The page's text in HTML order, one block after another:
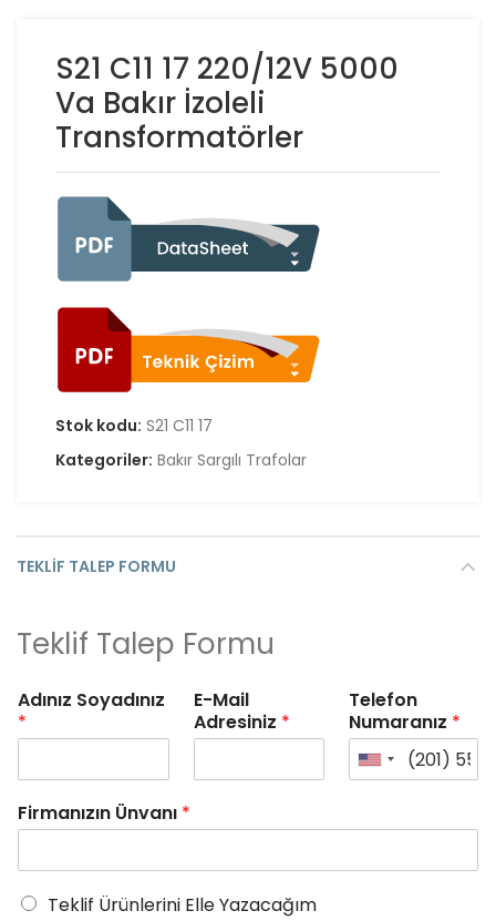
S21 C11 17 220/12V 5000
Va Bakır İzoleli
Transformatörler
Stok kodu: S21 C11 17
Kategoriler: Bakır Sargılı Trafolar
TEKLIF TALEP FORMU
Teklif Talep Formu
Adınız Soyadınız
*
E-Mail
Adresiniz *
Telefon
Numaranız *
Firmanızın Ünvanı *
Teklif Ürünlerini Elle Yazacağım